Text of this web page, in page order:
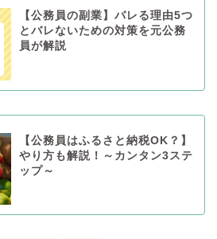
【公務員の副業】バレる理由5つ
とバレないための対策を元公務
員が解説
【公務員はふるさと納税OK？】
やり方も解説！～カンタン3ステ
ップ～